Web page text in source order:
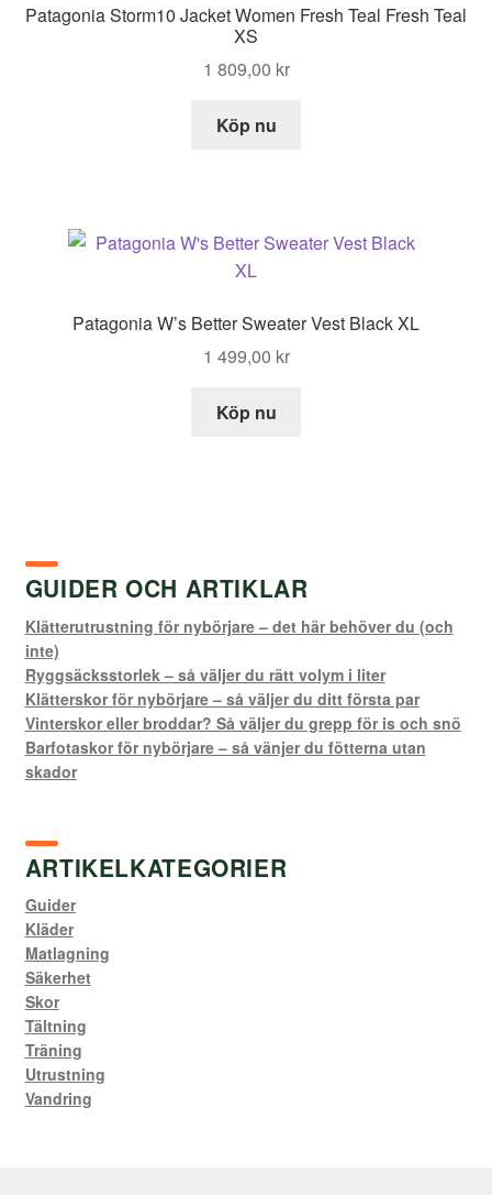
Patagonia Storm10 Jacket Women Fresh Teal Fresh Teal
XS
1 809,00 kr
Köp nu
Patagonia W’s Better Sweater Vest Black XL
1 499,00 kr
Köp nu
GUIDER OCH ARTIKLAR
Klätterutrustning för nybörjare – det här behöver du (och
inte)
Ryggsäcksstorlek – så väljer du rätt volym i liter
Klätterskor för nybörjare – så väljer du ditt första par
Vinterskor eller broddar? Så väljer du grepp för is och snö
Barfotaskor för nybörjare – så vänjer du fötterna utan
skador
ARTIKELKATEGORIER
Guider
Kläder
Matlagning
Säkerhet
Skor
Tältning
Träning
Utrustning
Vandring